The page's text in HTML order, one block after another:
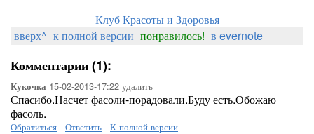
Клуб Красоты и Здоровья
вверх^ к полной версии понравилось! в evernote
Комментарии (1):
Кукочка 15-02-2013-17:22 удалить
Спасибо.Насчет фасоли-порадовали.Буду есть.Обожаю
фасоль.
Обратиться - Ответить - К полной версии